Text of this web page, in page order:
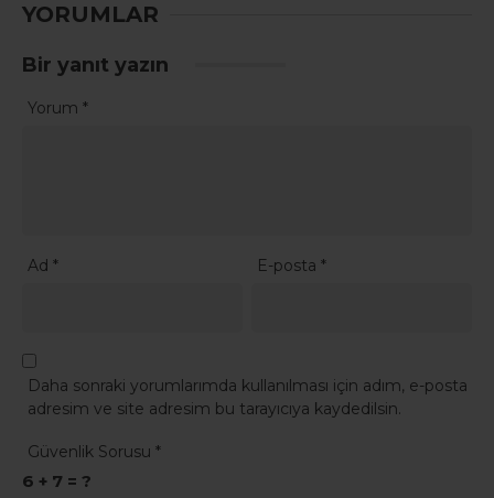
YORUMLAR
Bir yanıt yazın
Yorum *
Ad * E-posta*
Daha sonraki yorumlarımda kullanılması için adım, e-posta
adresim ve site adresim bu tarayıcıya kaydedilsin.
Güvenlik Sorusu *
6 + 7 = ?